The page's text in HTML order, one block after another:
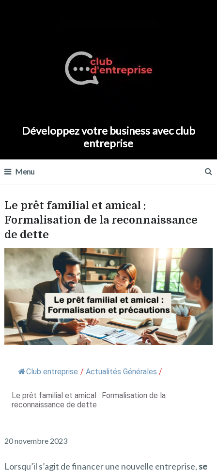
Développez votre business avec club
entreprise
Menu
Le prêt familial et amical :
Formalisation de la reconnaissance
de dette
Club entreprise / Actualités Générales /
Le prêt familial et amical : Formalisation de la
reconnaissance de dette
20 novembre 2023
Lorsqu’il s’agit de financer une nouvelle entreprise,se